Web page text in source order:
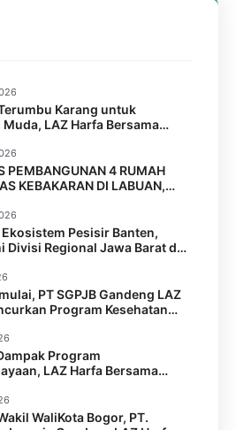
Karang untuk
LAZ Harfa Bersama
& Squad Pulau Merak Besar
Reef Goes to School di SMPN
PEMBANGUNAN 4 RUMAH
KEBAKARAN DI LABUAN,
Pesisir Banten,
Divisi Regional Jawa Barat dan
Bantuan 1.000 Bibit
melalui LAZ Harfa
PT SGPJB Gandeng LAZ
Program Kesehatan
di 2 Desa Kabupaten
Program
LAZ Harfa Bersama
dan Australian Aid
Building Staf
WaliKota Bogor, PT.